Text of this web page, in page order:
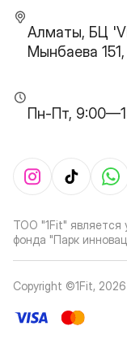
Алматы, БЦ
Мынбаева
Пн-Пт,
ТОО "1Fit" является
фонда "Парк
Copyright ©1Fit, 2026